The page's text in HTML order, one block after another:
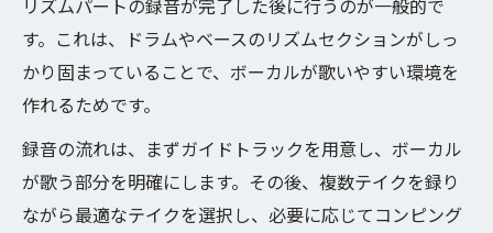
リズムパートの録音が完了した後に行うのが一般的で
す。これは、ドラムやベースのリズムセクションがしっ
かり固まっていることで、ボーカルが歌いやすい環境を
作れるためです。
録音の流れは、まずガイドトラックを用意し、ボーカル
が歌う部分を明確にします。その後、複数テイクを録り
ながら最適なテイクを選択し、必要に応じてコンピング